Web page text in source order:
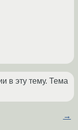
в эту тему. Тема
→